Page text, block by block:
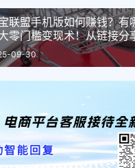
联盟手机版如何赚钱？有
零门槛变现术！从链接分
时间赚佣金！
09-30